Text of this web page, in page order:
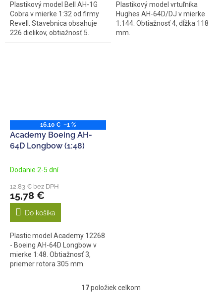
Plastikový model Bell AH-1G
Cobra v mierke 1:32 od firmy
Revell. Stavebnica obsahuje
226 dielikov, obtiažnosť 5.
Plastikový model vrtuľníka
Hughes AH-64D/DJ v mierke
1:144. Obtiažnosť 4, dĺžka 118
mm.
16,10 € –1 %
Academy Boeing AH-
64D Longbow (1:48)
Dodanie 2-5 dní
12,83 € bez DPH
15,78 €
Do košíka
Plastic model Academy 12268
- Boeing AH-64D Longbow v
mierke 1:48. Obtiažnosť 3,
priemer rotora 305 mm.
O
17položiek celkom